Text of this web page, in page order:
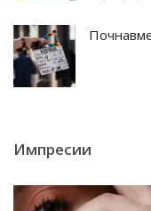
Импресии